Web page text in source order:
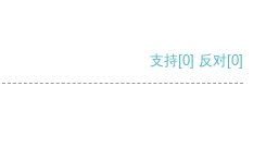
支持[0] 反对[0]